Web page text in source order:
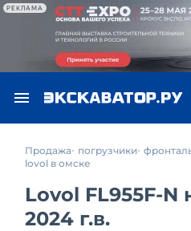
РЕКЛАМА
Продажа погрузчики
lovol в омске
Lovol FL955F-N
2024 г.в.